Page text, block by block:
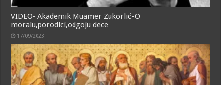
VIDEO- Akademik Muamer Zukorlić-O
moralu,porodici,odgoju dece
17/09/2023